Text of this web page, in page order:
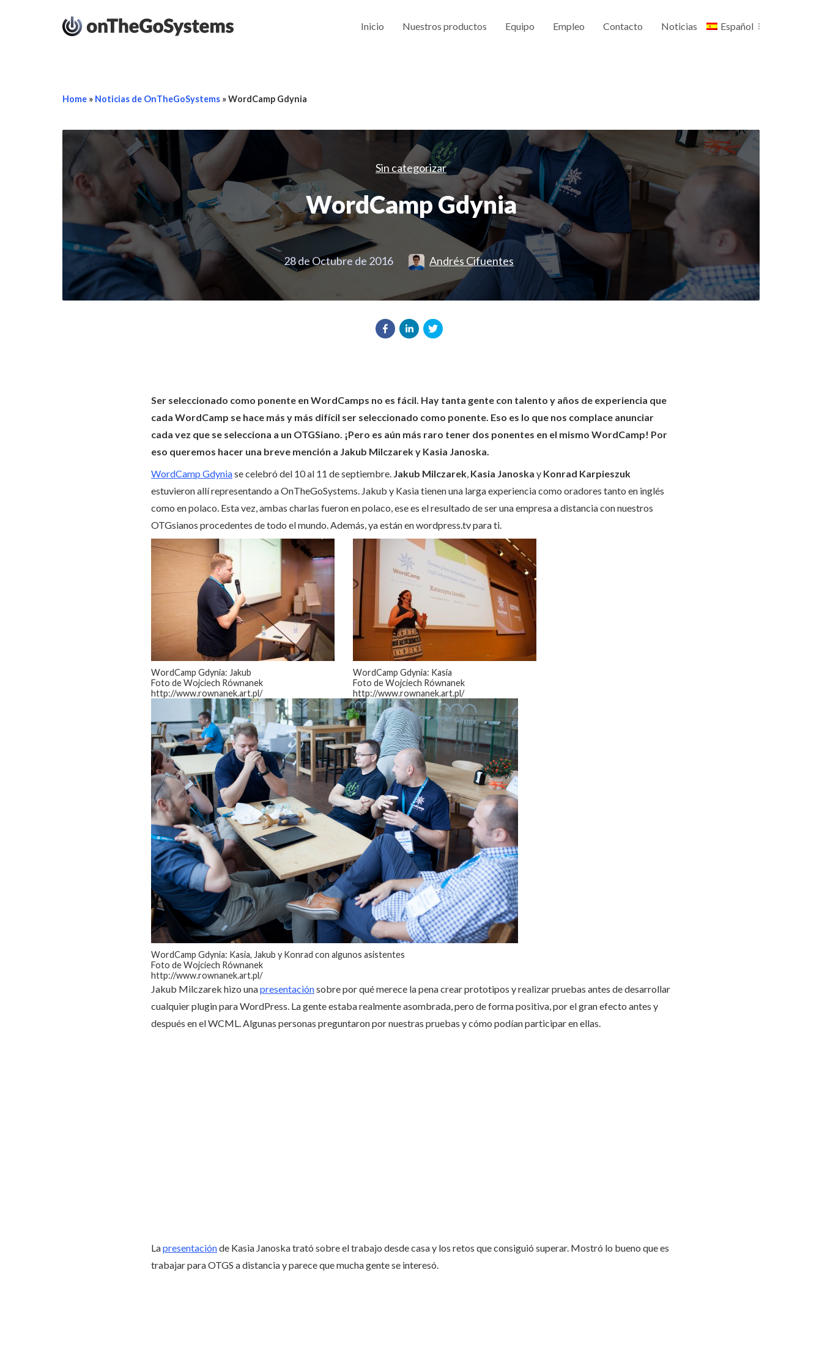
Inicio Nuestros productos Equipo Empleo Contacto Noticias Español
Home » Noticias de OnTheGoSystems »WordCamp Gdynia
Sin categorizar
WordCamp Gdynia
28 de Octubre de 2016 Andrés Cifuentes
Ser seleccionado como ponente en WordCamps no es fácil. Hay tanta gente con talento y años de experiencia que
cada WordCamp se hace más y más difícil ser seleccionado como ponente. Eso es lo que nos complace anunciar
cada vez que se selecciona a un OTGSiano. ¡Pero es aún más raro tener dos ponentes en el mismo WordCamp! Por
eso queremos hacer una breve mención a Jakub Milczarek y Kasia Janoska.
WordCamp Gdyniase celebró del 10 al 11 de septiembre. Jakub Milczarek, Kasia Janoska y Konrad Karpieszuk
estuvieron allí representando a OnTheGoSystems. Jakub y Kasia tienen una larga experiencia como oradores tanto en inglés
como en polaco. Esta vez, ambas charlas fueron en polaco, ese es el resultado de ser una empresa a distancia con nuestros
OTGsianos procedentes de todo el mundo. Además, ya están en wordpress.tv para ti.
WordCamp Gdynia: Jakub
Foto de Wojciech Równanek
http://www.rownanek.art.pl/
WordCamp Gdynia: Kasia
Foto de Wojciech Równanek
http://www.rownanek.art.pl/
WordCamp Gdynia: Kasia, Jakub y Konrad con algunos asistentes
Foto de Wojciech Równanek
http://www.rownanek.art.pl/
Jakub Milczarek hizo unapresentaciónsobre por qué merece la pena crear prototipos y realizar pruebas antes de desarrollar
cualquier plugin para WordPress. La gente estaba realmente asombrada, pero de forma positiva, por el gran efecto antes y
después en el WCML. Algunas personas preguntaron por nuestras pruebas y cómo podían participar en ellas.
Lapresentaciónde Kasia Janoska trató sobre el trabajo desde casa y los retos que consiguió superar. Mostró lo bueno que es
trabajar para OTGS a distancia y parece que mucha gente se interesó.